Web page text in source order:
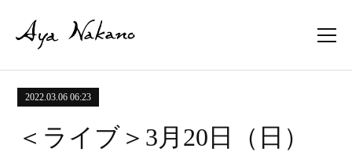
2022.03.06 06:23
＜ライブ＞3月20日（日）